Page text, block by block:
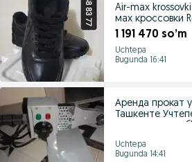
Air-max
1 191 470 so’m
Uchtepa
Bugunda 16:41
Аренда прокат утюг дазмол в
Ташкенте
Uchtepa
Bugunda 14:41